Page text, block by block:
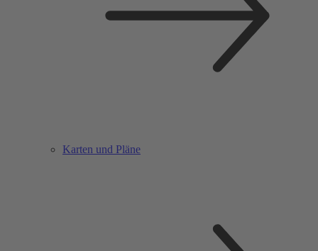
Karten und Pläne